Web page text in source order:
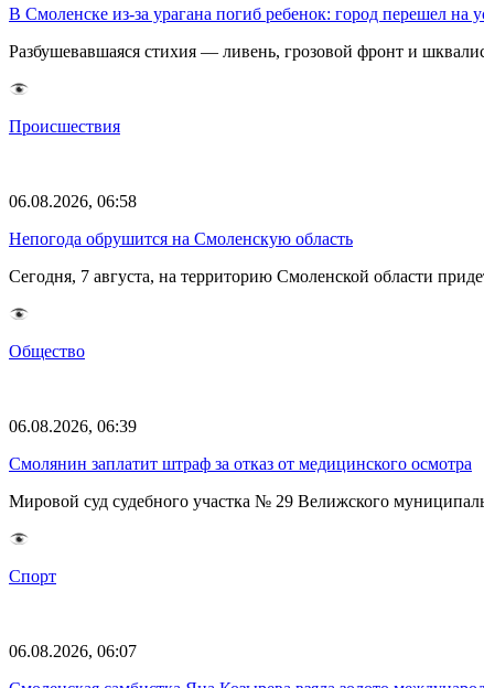
В Смоленске из-за урагана погиб ребенок: город перешел
Разбушевавшаяся стихия — ливень, грозовой фронт и
Происшествия
06.08.2026, 06:58
Непогода обрушится на Смоленскую область
Сегодня, 7 августа, на территорию Смоленской области
Общество
06.08.2026, 06:39
Смолянин заплатит штраф за отказ от медицинского осмотра
Мировой суд судебного участка № 29 Велижского
Спорт
06.08.2026, 06:07